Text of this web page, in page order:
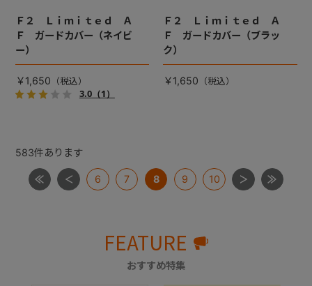
Ｆ２ Ｌｉｍｉｔｅｄ Ａ
Ｆ ガードカバー（ネイビ
ー）
￥1,650
3.0（1）
Ｆ２ Ｌｉｍｉｔｅｄ Ａ
Ｆ ガードカバー（ブラッ
ク）
￥1,650
583件あります
6 7 8 9 10
FEATURE
おすすめ特集